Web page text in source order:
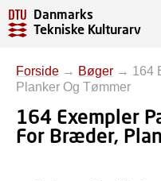
Danmarks
Tekniske Kulturarv
Forside → Bøger → 164
Planker Og Tømmer
164 Exempler
For Bræder,